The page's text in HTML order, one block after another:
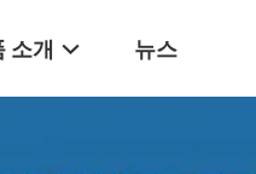
소개 뉴스